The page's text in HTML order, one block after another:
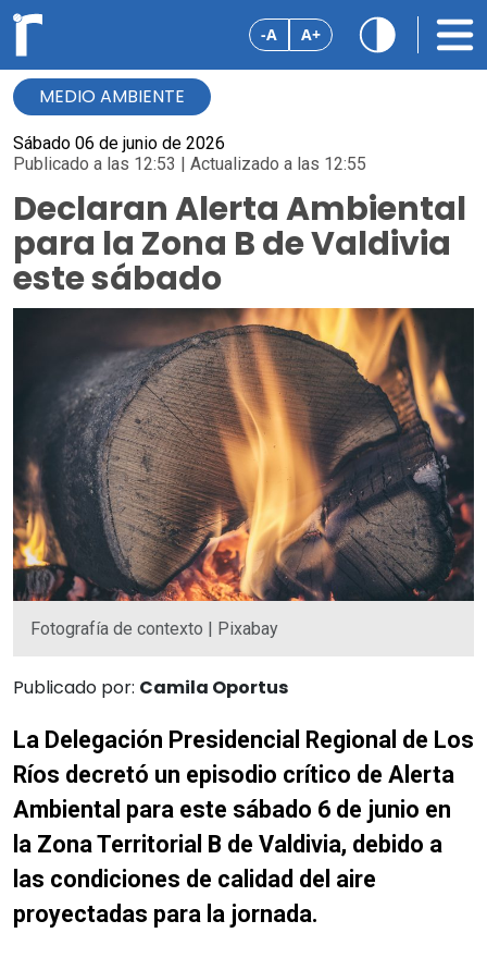
-A A+
MEDIO AMBIENTE
Sábado 06 de junio de 2026
Publicado a las 12:53 | Actualizado a las 12:55
Declaran Alerta Ambiental
para la Zona B de Valdivia
este sábado
Fotografía de contexto | Pixabay
Publicado por: Camila Oportus
La Delegación Presidencial Regional de Los
Ríos decretó un episodio crítico de Alerta
Ambiental para este sábado 6 de junio en
la Zona Territorial B de Valdivia, debido a
las condiciones de calidad del aire
proyectadas para la jornada.